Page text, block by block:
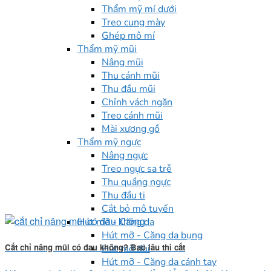
Thẩm mỹ mí dưới
Treo cung mày
Ghép mô mí
Thẩm mỹ mũi
Nâng mũi
Thu cánh mũi
Thu đầu mũi
Chỉnh vách ngăn
Treo cánh mũi
Mài xương gồ
Thẩm mỹ ngực
Nâng ngực
Treo ngực sa trễ
Thu quầng ngực
Thu đầu ti
Cắt bỏ mô tuyến
Hút mỡ - Căng da
Hút mỡ - Căng da bụng
Hút mỡ đùi
Hút mỡ - Căng da cánh tay
Cắt chỉ nâng mũi có đau không? Bao lâu thì cắt